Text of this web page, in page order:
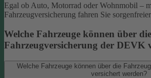
Egal ob Auto, Motorrad oder Wohnmobil –
Fahrzeugversicherung fahren Sie
Welche Fahrzeuge können über die
Fahrzeugversicherung der DEVK
Welche Fahrzeuge können über die
versichert werden?